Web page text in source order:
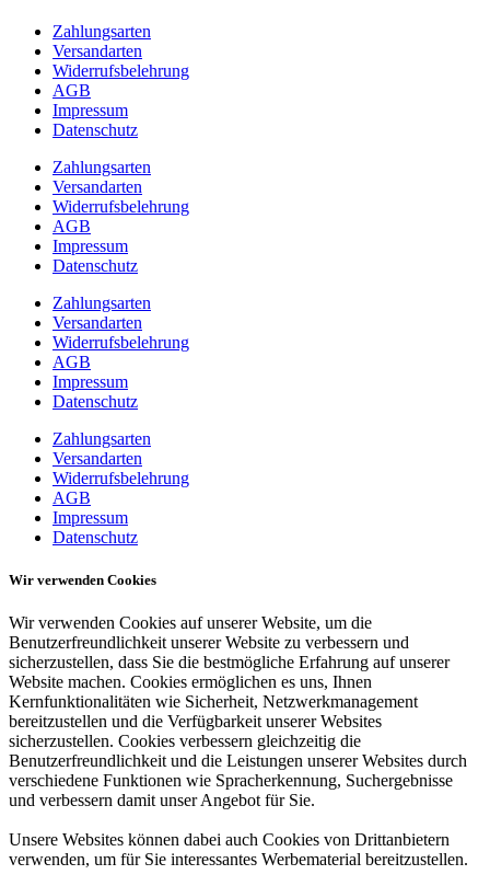
Zahlungsarten
Versandarten
Widerrufsbelehrung
AGB
Impressum
Datenschutz
Zahlungsarten
Versandarten
Widerrufsbelehrung
AGB
Impressum
Datenschutz
Zahlungsarten
Versandarten
Widerrufsbelehrung
AGB
Impressum
Datenschutz
Zahlungsarten
Versandarten
Widerrufsbelehrung
AGB
Impressum
Datenschutz
Wir verwenden Cookies
Wir verwenden Cookies auf unserer Website, um die
Benutzerfreundlichkeit unserer Website zu verbessern und
sicherzustellen, dass Sie die bestmögliche Erfahrung auf unserer
Website machen. Cookies ermöglichen es uns, Ihnen
Kernfunktionalitäten wie Sicherheit, Netzwerkmanagement
bereitzustellen und die Verfügbarkeit unserer Websites
sicherzustellen. Cookies verbessern gleichzeitig die
Benutzerfreundlichkeit und die Leistungen unserer Websites durch
verschiedene Funktionen wie Spracherkennung, Suchergebnisse
und verbessern damit unser Angebot für Sie.
Unsere Websites können dabei auch Cookies von Drittanbietern
verwenden, um für Sie interessantes Werbematerial bereitzustellen.